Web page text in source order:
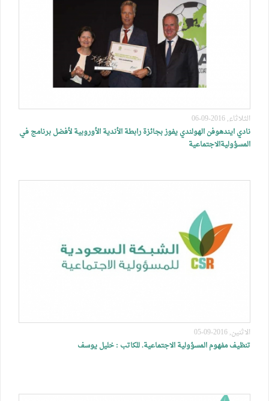
الثلاثاء, 2016-09-06
نادي ايندهوفن الهولندي يفوز بجائزة رابطة الأندية الأوروبية لأفضل برنامج في
المسؤوليةالاجتماعية
الاثنين, 2016-09-05
تنظيف مفهوم المسؤولية الاجتماعية. للكاتب : خليل يوسف